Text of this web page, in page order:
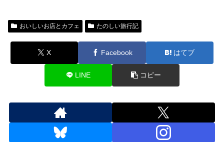
おいしいお店とカフェ たのしい旅行記
X Facebook はてブ
LINE コピー